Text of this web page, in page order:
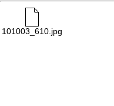
101003_610.jpg